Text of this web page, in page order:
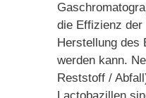
die Effizienz
Herstellung des
werden kann.
Reststoff /